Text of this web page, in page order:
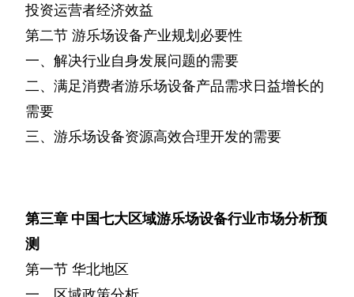
投资运营者经济效益
第二节 游乐场设备产业规划必要性
一、解决行业自身发展问题的需要
二、满足消费者游乐场设备产品需求日益增长的
需要
三、游乐场设备资源高效合理开发的需要
第三章 中国七大区域游乐场设备行业市场分析预
测
第一节 华北地区